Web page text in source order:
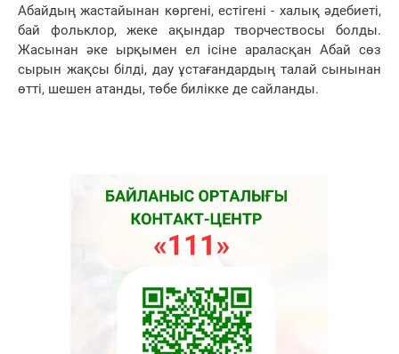
Абайдың жастайынан көргені, естігені - халық әдебиеті,
бай фольклор, жеке ақындар творчествосы болды.
Жасынан әке ырқымен ел ісіне араласқан Абай сөз
сырын жақсы білді, дау ұстағандардың талай сынынан
өтті, шешен атанды, төбе билікке де сайланды.